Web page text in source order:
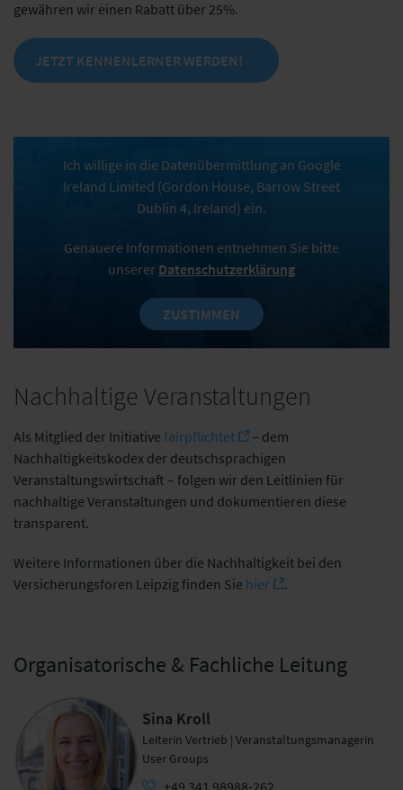
gewähren wir einen Rabatt über 25%.
JETZT KENNENLERNER WERDEN!
Ich willige in die Datenübermittlung an Google
Ireland Limited (Gordon House, Barrow Street
Dublin 4, Ireland) ein.
Genauere Informationen entnehmen Sie bitte
unserer Datenschutzerklärung
ZUSTIMMEN
Nachhaltige Veranstaltungen
Als Mitglied der Initiative fairpflichtet
– dem
Nachhaltigkeitskodex der deutschsprachigen
Veranstaltungswirtschaft – folgen wir den Leitlinien für
nachhaltige Veranstaltungen und dokumentieren diese
transparent.
Weitere Informationen über die Nachhaltigkeit bei den
Versicherungsforen Leipzig finden Sie hier .
Organisatorische & Fachliche Leitung
Sina Kroll
Leiterin Vertrieb | Veranstaltungsmanagerin
User Groups
+49 341 98988-262